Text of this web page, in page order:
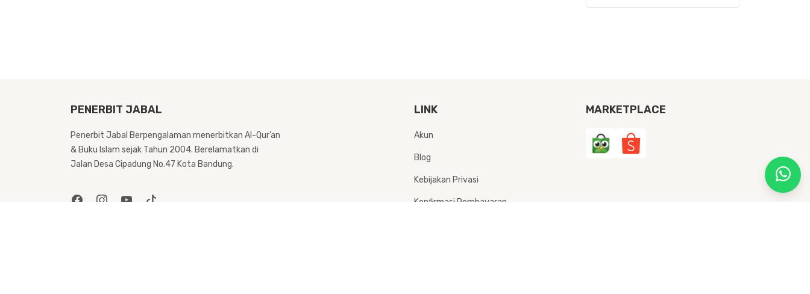
PENERBIT JABAL
Penerbit Jabal Berpengalaman menerbitkan Al-Qur’an
& Buku Islam sejak Tahun 2004. Berelamatkan di
Jalan Desa Cipadung No.47 Kota Bandung.
LINK
Akun
Blog
Kebijakan Privasi
Konfirmasi Pembayaran
MARKETPLACE